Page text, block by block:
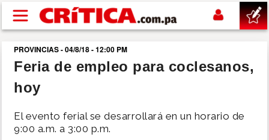
Pasar al contenido principal
buscar
SUCESOS
NACIONAL
PROVINCIAS - 04/8/18 - 12:00 PM
Feria de empleo para coclesanos,
hoy
El evento ferial se desarrollará en un horario de
9:00 a.m. a 3:00 p.m.